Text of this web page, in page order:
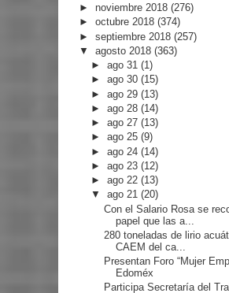
► noviembre 2018 (276)
► octubre 2018 (374)
► septiembre 2018 (257)
▼ agosto 2018 (363)
►ago 31(1)
►ago 30(15)
►ago 29(13)
►ago 28(14)
►ago 27(13)
►ago 25(9)
►ago 24(14)
►ago 23(12)
►ago 22(13)
▼ago 21(20)
Con el Salario Rosa se
papel que las a...
280 toneladas de lirio
CAEM del ca...
Presentan Foro “Mujer
Edoméx
Participa Secretaría del